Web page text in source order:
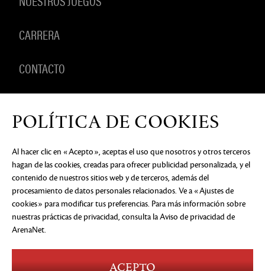
CARRERA
CONTACTO
AVISO DE PRIVACIDAD DOCUMENTOS LEGALES
NO
VENDER NI COMPARTIR MI INFORMACIÓN
PERSONAL
PREFERENCIAS DE COOKIES
©2026 ArenaNet, LLC. Reservados todos los
derechos. Todas las marcas comerciales son
propiedad de sus respectivos dueños.
Blood and Gore
Use of Alcohol
POLÍTICA DE COOKIES
Al hacer clic en «Acepto», aceptas el uso que nosotros y otros terceros
hagan de las cookies, creadas para ofrecer publicidad personalizada, y el
contenido de nuestros sitios web y de terceros, además del
procesamiento de datos personales relacionados. Ve a «Ajustes de
cookies» para modificar tus preferencias. Para más información sobre
nuestras prácticas de privacidad, consulta la Aviso de privacidad de
ArenaNet.
ACEPTO